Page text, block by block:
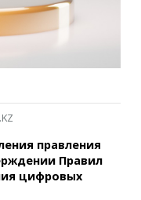
правления
Правил
цифровых